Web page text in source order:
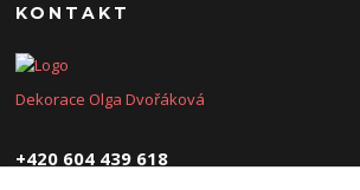
KONTAKT
Dekorace Olga Dvořáková
+420 604 439 618